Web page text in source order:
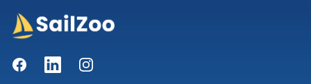
FacebookLinkedInInstagram